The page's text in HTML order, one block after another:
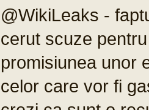
@WikiLeaks -
cerut scuze
promisiunea unor
celor care vor fi